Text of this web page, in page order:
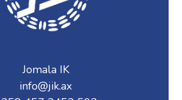
Jomala IK
info@jik.ax